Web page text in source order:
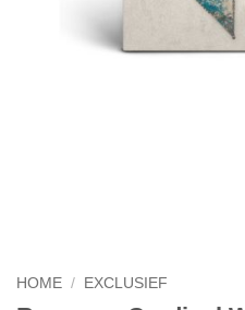
HOME / EXCLUSIEF